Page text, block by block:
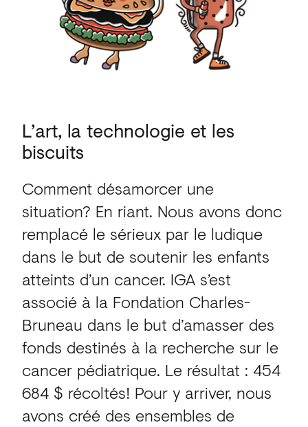
L’art, la technologie et les
biscuits
Comment désamorcer une
situation? En riant. Nous avons donc
remplacé le sérieux par le ludique
dans le but de soutenir les enfants
atteints d’un cancer. IGA s’est
associé à la Fondation Charles-
Bruneau dans le but d’amasser des
fonds destinés à la recherche sur le
cancer pédiatrique. Le résultat : 454
684 $ récoltés! Pour y arriver, nous
avons créé des ensembles de